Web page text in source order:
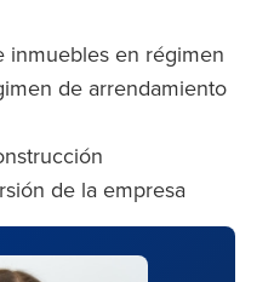
inmuebles en régimen
de arrendamiento
de la empresa